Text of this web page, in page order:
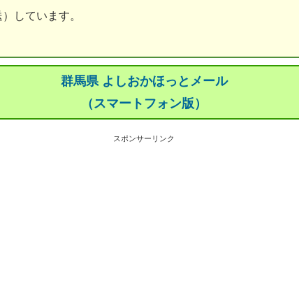
しています。
群馬県 よしおかほっとメール
（スマートフォン版）
スポンサーリンク